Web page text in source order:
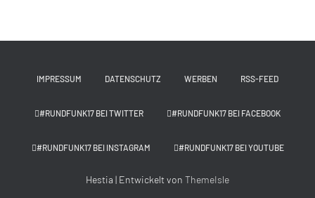
IMPRESSUM DATENSCHUTZ WERBEN RSS-FEED
#RUNDFUNK17 BEI TWITTER #RUNDFUNK17 BEI FACEBOOK
#RUNDFUNK17 BEI INSTAGRAM #RUNDFUNK17 BEI YOUTUBE
Hestia | Entwickelt von ThemeIsle